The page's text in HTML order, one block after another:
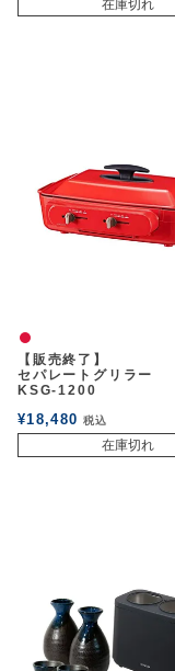
在庫切れ
赤
【販売終了】
セパレートグリラー
KSG-1200
¥18,480 税込
在庫切れ